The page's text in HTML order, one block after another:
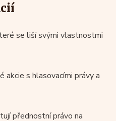
se liší svými vlastnostmi
akcie s hlasovacími právy a
přednostní právo na